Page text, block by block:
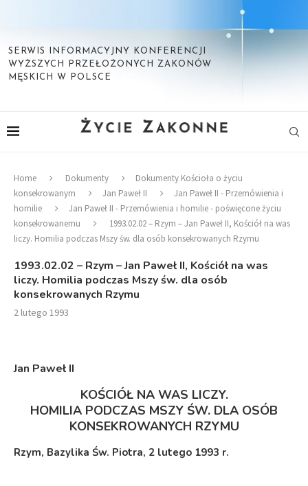
SERWIS INFORMACYJNY KONFERENCJI
WYŻSZYCH PRZEŁOŻONYCH ZAKONÓW
MĘSKICH W POLSCE
Home Dokumenty
Dokumenty Kościoła o życiu
konsekrowanym
Jan Paweł II
Jan Paweł II - Przemówienia i
homilie
Jan Paweł II - Przemówienia i homilie - poświęcone życiu
konsekrowanemu
1993.02.02 – Rzym – Jan Paweł II, Kościół na was
liczy. Homilia podczas Mszy św. dla osób konsekrowanych Rzymu
1993.02.02 – Rzym – Jan Paweł II, Kościół na was
liczy. Homilia podczas Mszy św. dla osób
konsekrowanych Rzymu
2 lutego 1993
Jan Paweł II
KOŚCIÓŁ NA WAS LICZY.
HOMILIA PODCZAS MSZY ŚW. DLA OSÓB
KONSEKROWANYCH RZYMU
Rzym, Bazylika Św. Piotra, 2 lutego 1993 r.